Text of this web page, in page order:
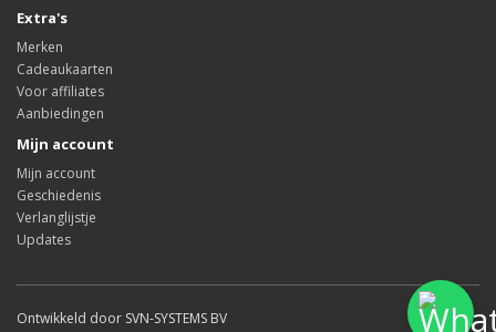
Extra's
Merken
Cadeaukaarten
Voor affiliates
Aanbiedingen
Mijn account
Mijn account
Geschiedenis
Verlanglijstje
Updates
Ontwikkeld door SVN-SYSTEMS BV